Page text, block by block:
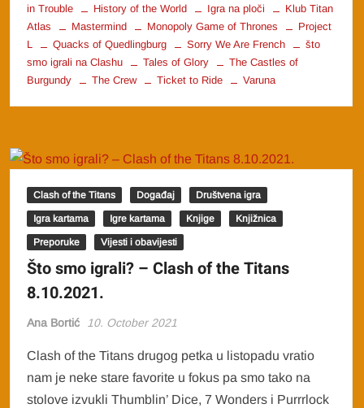
in Trouble
History of the World Igra na ploči
Klub Titan
Atlas
Mastermind Monopoly Game of Thrones
Project
L
Quacks of Quedlingburg Sorry We Are French
što
smo igrali na Clashu
Tales of Glory
The Castles of
Burgundy
The Crew Ticket to Ride Varuna
Clash of the Titans Događaj Društvena igra
Igra kartama Igre kartama Knjige Knjižnica
Preporuke Vijesti i obavijesti
Što smo igrali? – Clash of the Titans
8.10.2021.
Ana Bortić 10. October 2021
Clash of the Titans drugog petka u listopadu vratio
nam je neke stare favorite u fokus pa smo tako na
stolove izvukli Thumblin’ Dice, 7 Wonders i Purrrlock